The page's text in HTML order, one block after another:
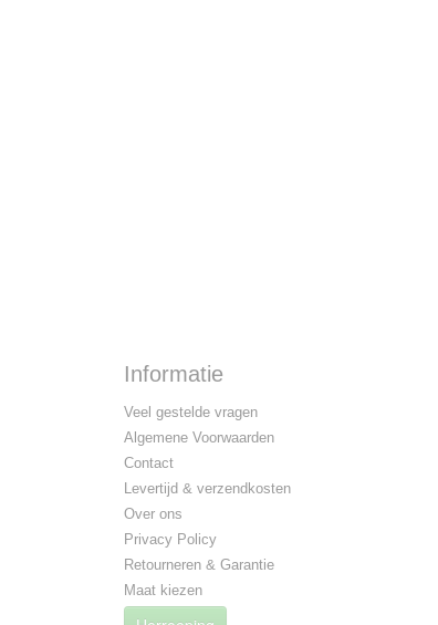
Informatie
Veel gestelde vragen
Algemene Voorwaarden
Contact
Levertijd & verzendkosten
Over ons
Privacy Policy
Retourneren & Garantie
Maat kiezen